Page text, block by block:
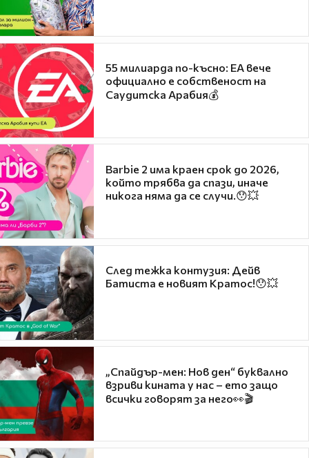
55 милиарда по-късно: EA вече
официално е собственост на
Саудитска Арабия💰
Barbie 2 има краен срок до 2026,
който трябва да спази, иначе
никога няма да се случи.😯💥
След тежка контузия: Дейв
Батиста е новият Кратос!😯💥
„Спайдър-мен: Нов ден“ буквално
взриви кината у нас – ето защо
всички говорят за него👀🎬